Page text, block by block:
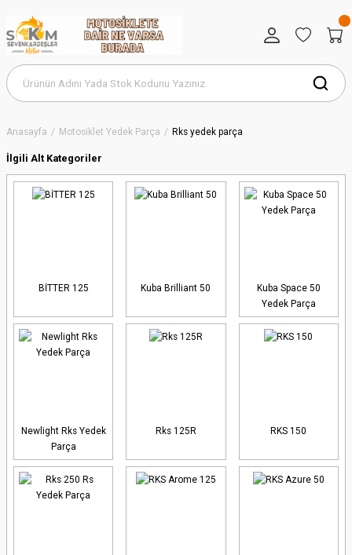
Anasayfa Motosiklet Yedek Parça Rks yedek parça
İlgili Alt Kategoriler
BİTTER 125 Kuba Brilliant 50
Kuba Space 50
Yedek Parça
Newlight Rks Yedek
Parça
Rks 125R RKS 150